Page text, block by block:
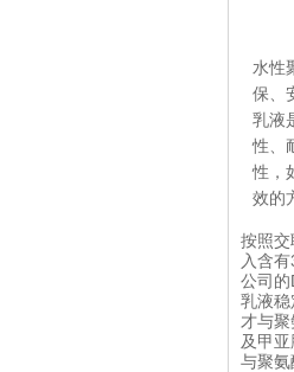
水性
保、
乳液
性、
性，
效的
按照交
入含
公司
乳液稳
才与
及甲
与聚氨